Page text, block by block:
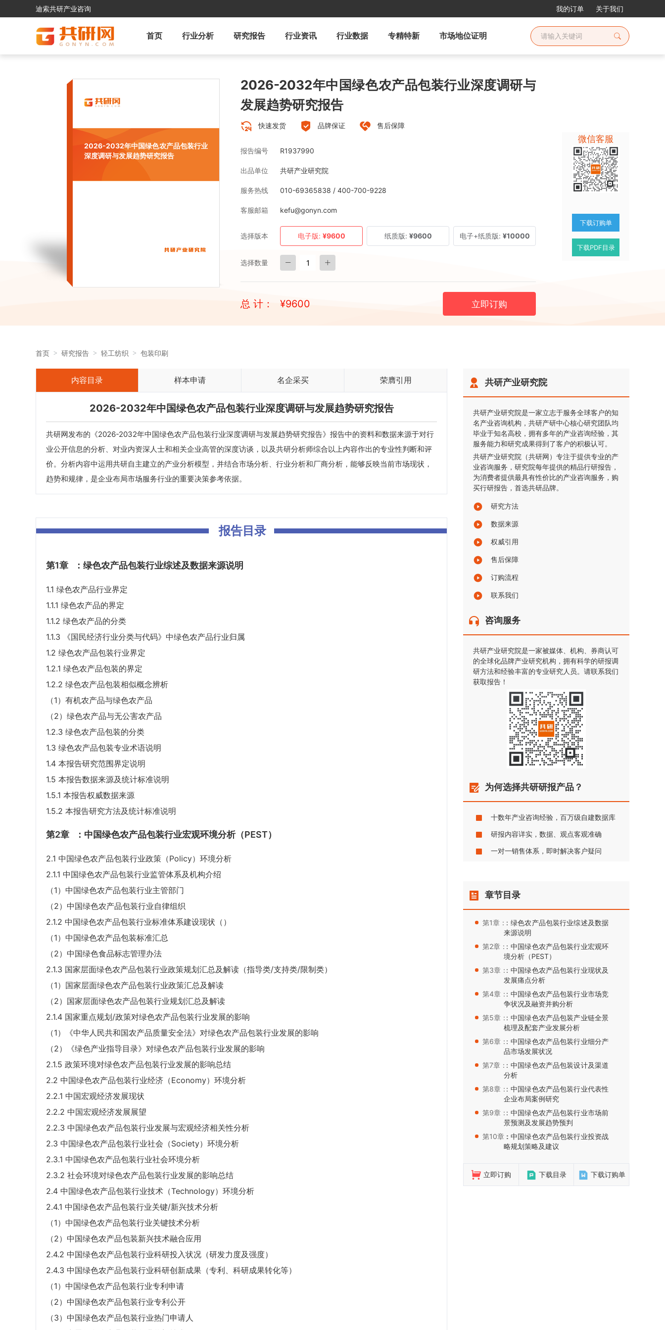
迪索共研产业咨询 我的订单 关于我们
首页 行业分析 研究报告 行业资讯 行业数据 专精特新 市场地位证明
2026-2032年中国绿色农产品包装行业
深度调研与发展趋势研究报告
2026-2032年中国绿色农产品包装行业深度调研与
发展趋势研究报告
快速发货 品牌保证 售后保障
报告编号 R1937990
出品单位 共研产业研究院
服务热线 010-69365838 / 400-700-9228
客服邮箱 kefu@gonyn.com
选择版本 电子版: ¥9600 纸质版: ¥9600 电子+纸质版: ¥10000
选择数量
总 计： ¥9600 立即订购
微信客服
下载订购单
下载PDF目录
首页 研究报告 轻工纺织 包装印刷
内容目录 样本申请 名企采买 荣膺引用
2026-2032年中国绿色农产品包装行业深度调研与发展趋势研究报告
共研网发布的《2026-2032年中国绿色农产品包装行业深度调研与发展趋势研究报告》报告中的资料和数据来源于对行
业公开信息的分析、对业内资深人士和相关企业高管的深度访谈，以及共研分析师综合以上内容作出的专业性判断和评
价。分析内容中运用共研自主建立的产业分析模型，并结合市场分析、行业分析和厂商分析，能够反映当前市场现状，
趋势和规律，是企业布局市场服务行业的重要决策参考依据。
报告目录
第1章 ：绿色农产品包装行业综述及数据来源说明
1.1 绿色农产品行业界定
1.1.1 绿色农产品的界定
1.1.2 绿色农产品的分类
1.1.3 《国民经济行业分类与代码》中绿色农产品行业归属
1.2 绿色农产品包装行业界定
1.2.1 绿色农产品包装的界定
1.2.2 绿色农产品包装相似概念辨析
（1）有机农产品与绿色农产品
（2）绿色农产品与无公害农产品
1.2.3 绿色农产品包装的分类
1.3 绿色农产品包装专业术语说明
1.4 本报告研究范围界定说明
1.5 本报告数据来源及统计标准说明
1.5.1 本报告权威数据来源
1.5.2 本报告研究方法及统计标准说明
第2章 ：中国绿色农产品包装行业宏观环境分析（PEST）
2.1 中国绿色农产品包装行业政策（Policy）环境分析
2.1.1 中国绿色农产品包装行业监管体系及机构介绍
（1）中国绿色农产品包装行业主管部门
（2）中国绿色农产品包装行业自律组织
2.1.2 中国绿色农产品包装行业标准体系建设现状（）
（1）中国绿色农产品包装标准汇总
（2）中国绿色食品标志管理办法
2.1.3 国家层面绿色农产品包装行业政策规划汇总及解读（指导类/支持类/限制类）
（1）国家层面绿色农产品包装行业政策汇总及解读
（2）国家层面绿色农产品包装行业规划汇总及解读
2.1.4 国家重点规划/政策对绿色农产品包装行业发展的影响
（1）《中华人民共和国农产品质量安全法》对绿色农产品包装行业发展的影响
（2）《绿色产业指导目录》对绿色农产品包装行业发展的影响
2.1.5 政策环境对绿色农产品包装行业发展的影响总结
2.2 中国绿色农产品包装行业经济（Economy）环境分析
2.2.1 中国宏观经济发展现状
2.2.2 中国宏观经济发展展望
2.2.3 中国绿色农产品包装行业发展与宏观经济相关性分析
2.3 中国绿色农产品包装行业社会（Society）环境分析
2.3.1 中国绿色农产品包装行业社会环境分析
2.3.2 社会环境对绿色农产品包装行业发展的影响总结
2.4 中国绿色农产品包装行业技术（Technology）环境分析
2.4.1 中国绿色农产品包装行业关键/新兴技术分析
（1）中国绿色农产品包装行业关键技术分析
（2）中国绿色农产品包装新兴技术融合应用
2.4.2 中国绿色农产品包装行业科研投入状况（研发力度及强度）
2.4.3 中国绿色农产品包装行业科研创新成果（专利、科研成果转化等）
（1）中国绿色农产品包装行业专利申请
（2）中国绿色农产品包装行业专利公开
（3）中国绿色农产品包装行业热门申请人
共研产业研究院
共研产业研究院是一家立志于服务全球客户的知
名产业咨询机构，共研产研中心核心研究团队均
毕业于知名高校，拥有多年的产业咨询经验，其
服务能力和研究成果得到了客户的积极认可。
共研产业研究院（共研网）专注于提供专业的产
业咨询服务，研究院每年提供的精品行研报告，
为消费者提供最具有性价比的产业咨询服务，购
买行研报告，首选共研品牌。
研究方法
数据来源
权威引用
售后保障
订购流程
联系我们
咨询服务
共研产业研究院是一家被媒体、机构、券商认可
的全球化品牌产业研究机构，拥有科学的研报调
研方法和经验丰富的专业研究人员。请联系我们
获取报告！
为何选择共研研报产品？
十数年产业咨询经验，百万级自建数据库
研报内容详实，数据、观点客观准确
一对一销售体系，即时解决客户疑问
章节目录
第1章： ：绿色农产品包装行业综述及数据
来源说明
第2章：：中国绿色农产品包装行业宏观环
境分析（PEST）
第3章：：中国绿色农产品包装行业现状及
发展痛点分析
第4章：：中国绿色农产品包装行业市场竞
争状况及融资并购分析
第5章：：中国绿色农产品包装产业链全景
梳理及配套产业发展分析
第6章：：中国绿色农产品包装行业细分产
品市场发展状况
第7章：：中国绿色农产品包装设计及渠道
分析
第8章：：中国绿色农产品包装行业代表性
企业布局案例研究
第9章：：中国绿色农产品包装行业市场前
景预测及发展趋势预判
第10章：：中国绿色农产品包装行业投资战
略规划策略及建议
立即订购 下载目录 下载订购单